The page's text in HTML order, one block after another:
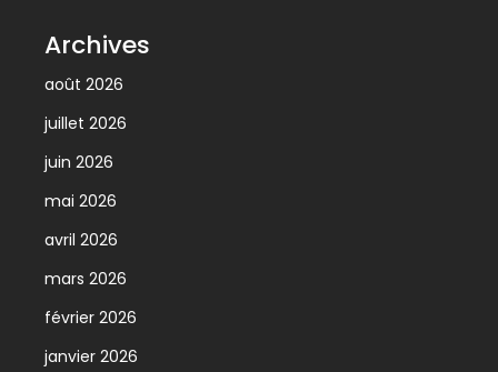
Archives
août 2026
juillet 2026
juin 2026
mai 2026
avril 2026
mars 2026
février 2026
janvier 2026